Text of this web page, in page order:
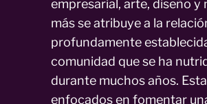
empresarial, arte, diseño y
más se atribuye a la
profundamente
comunidad que se ha
durante muchos años.
enfocados en fomentar